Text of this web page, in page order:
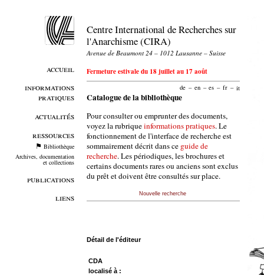
accueil
informations
pratiques
actualités
ressources
Bibliothèque
Archives, documentation
et collections
publications
liens
Centre International de Recherches sur
l'Anarchisme (CIRA)
Avenue de Beaumont 24 – 1012 Lausanne – Suisse
Fermeture estivale du 18 juillet au 17 août
de – en – es – fr – it
Catalogue de la bibliothèque
Pour consulter ou emprunter des documents,
voyez la rubriqueinformations pratiques. Le
fonctionnement de l'interface de recherche est
sommairement décrit dans ce guide de
recherche. Les périodiques, les brochures et
certains documents rares ou anciens sont exclus
du prêt et doivent être consultés sur place.
Nouvelle recherche
Détail de l'éditeur
CDA
localisé à :